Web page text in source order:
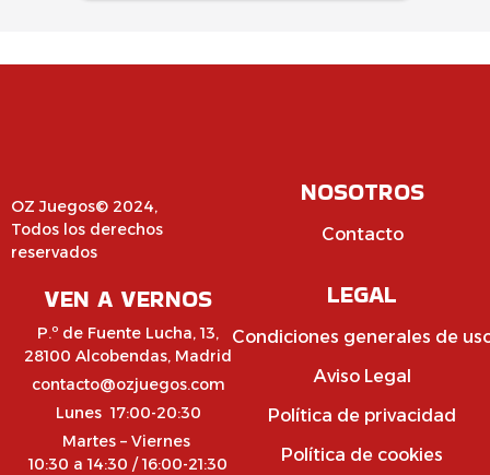
OZ Juegos© 2024,
Todos los derechos
reservados
VEN A VERNOS
P.º de Fuente Lucha, 13,
28100 Alcobendas, Madrid
contacto@ozjuegos.com
Lunes 17:00-20:30
Martes – Viernes
10:30 a 14:30 / 16:00-21:30
NOSOTROS
Contacto
LEGAL
Condiciones generales de
Aviso Legal
Política de privacidad
Política de cookies